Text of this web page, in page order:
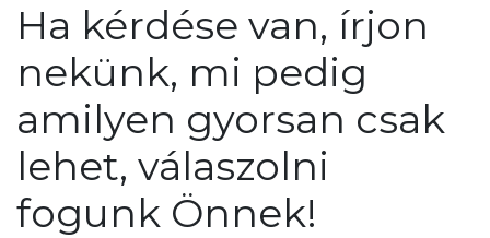
Ha kérdése van, írjon
nekünk, mi pedig
amilyen gyorsan csak
lehet, válaszolni
fogunk Önnek!